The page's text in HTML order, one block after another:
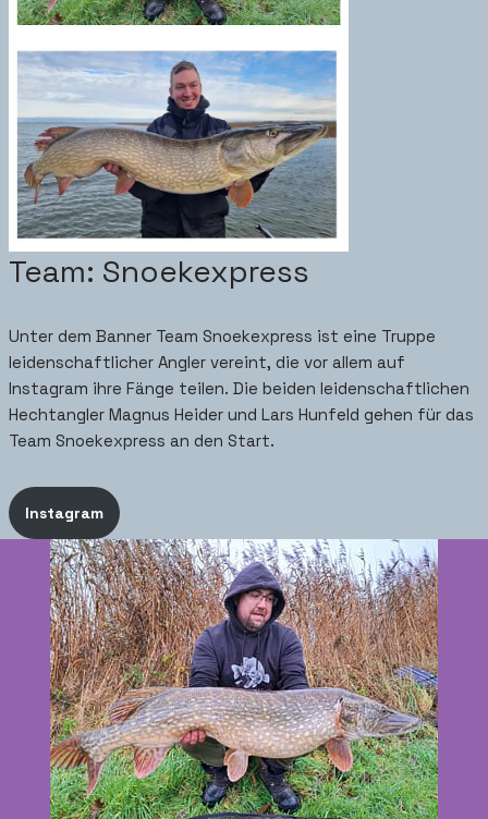
Team: Snoekexpress
Unter dem Banner Team Snoekexpress ist eine Truppe
leidenschaftlicher Angler vereint, die vor allem auf
Instagram ihre Fänge teilen. Die beiden leidenschaftlichen
Hechtangler Magnus Heider und Lars Hunfeld gehen für das
Team Snoekexpress an den Start.
Instagram